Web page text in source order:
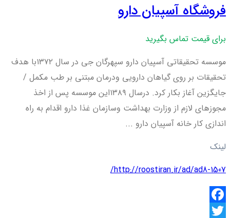
فروشگاه آسپیان دارو
برای قیمت تماس بگیرید
موسسه تحقیقاتی آسپیان دارو سپهرگان جی در سال ۱۳۷۲با هدف
تحقیقات بر روی گیاهان دارویی ودرمان مبتنی بر طب مکمل /
جایگزین آغاز بکار کرد. درسال ۱۳۸۹این موسسه پس از اخذ
مجوزهای لازم از وزارت بهداشت وسازمان غذا دارو اقدام به راه
اندازی کار خانه آسپیان دارو ...
لینک
http://roostiran.ir/ad/ad8-1507/
Facebook